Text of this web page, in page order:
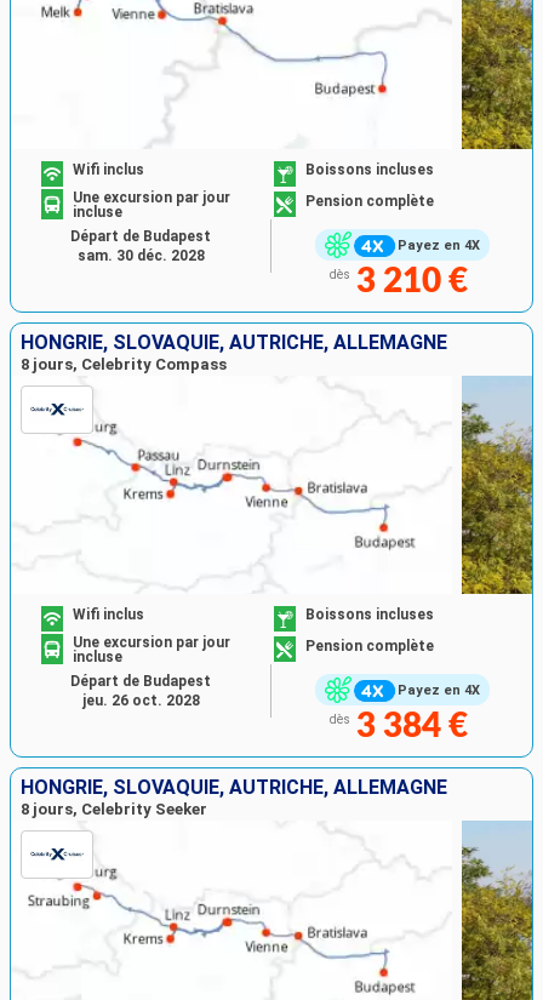
Payez en 4X
Wifi inclus
Boissons incluses
Une excursion par jour
incluse
Pension complète
dès 3 210 €
Départ de Budapest
sam. 30 déc. 2028
HONGRIE, SLOVAQUIE, AUTRICHE, ALLEMAGNE
8 jours, Celebrity Compass
Payez en 4X
Wifi inclus
Boissons incluses
Une excursion par jour
incluse
Pension complète
dès 3 384 €
Départ de Budapest
jeu. 26 oct. 2028
HONGRIE, SLOVAQUIE, AUTRICHE, ALLEMAGNE
8 jours, Celebrity Seeker